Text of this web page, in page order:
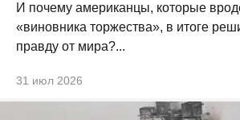
И почему американцы, которые
«виновника торжества», в итоге
правду от мира?...
31 июл 2026